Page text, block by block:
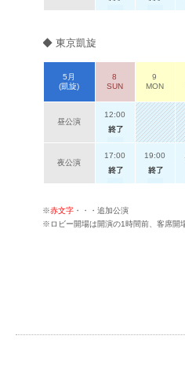
◆ 東京凱旋
5月
(凱旋)
8
SUN
9
MON
昼公演
12:00
夜公演
17:00 19:00
※赤文字 ・・・追加公演
※ロビー開場は開演の1時間前、客席開